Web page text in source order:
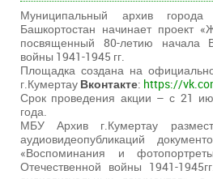
Муниципальный архив города
Башкортостан начинает проект
посвященный 80-летию начала
войны 1941-1945 гг.
Площадка создана на
г.Кумертау Вконтакте: https://
Срок проведения акции – с 21
года.
МБУ Архив г.Кумертау
аудиовидеопубликаций
«Воспоминания и
Отечественной войны 1941-